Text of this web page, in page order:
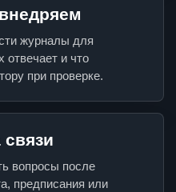
журналы для
отвечает и что
при проверке.
вопросы после
предписания или